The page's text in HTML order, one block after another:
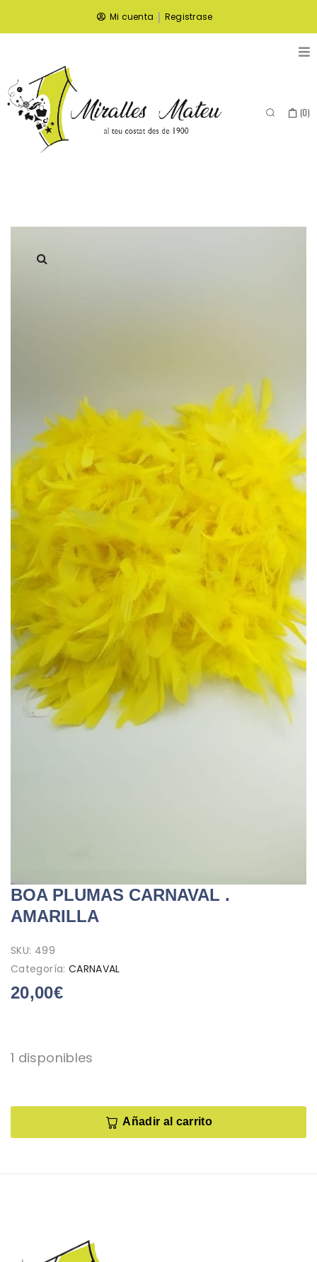
Mi cuenta | Registrase
(0)
BOA PLUMAS CARNAVAL .
AMARILLA
SKU: 499
Categoría: CARNAVAL
20,00€
1 disponibles
Añadir al carrito